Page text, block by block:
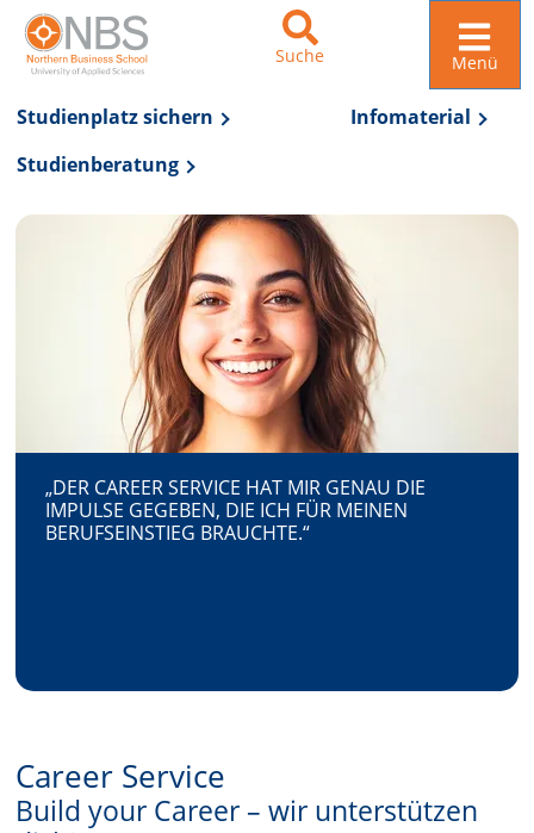
Zur Navigation springen
Zum Inhalt springen
Suche Menü
Studienplatz sichern
Infomaterial
Studienberatung
„DER CAREER SERVICE HAT MIR GENAU DIE
IMPULSE GEGEBEN, DIE ICH FÜR MEINEN
BERUFSEINSTIEG BRAUCHTE.“
Career Service
Build your Career – wir unterstützen